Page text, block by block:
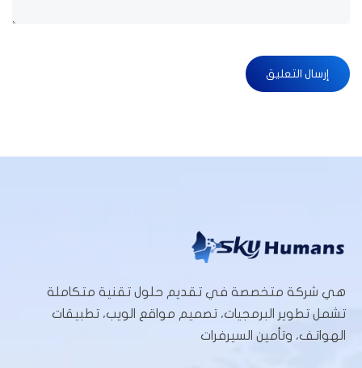
هي شركة متخصصة في تقديم حلول تقنية متكاملة
تشمل تطوير البرمجيات، تصميم مواقع الويب، تطبيقات
الهواتف، وتأمين السيرفرات